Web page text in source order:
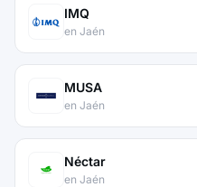
IMQ
en Jaén
MUSA
en Jaén
Néctar
en Jaén